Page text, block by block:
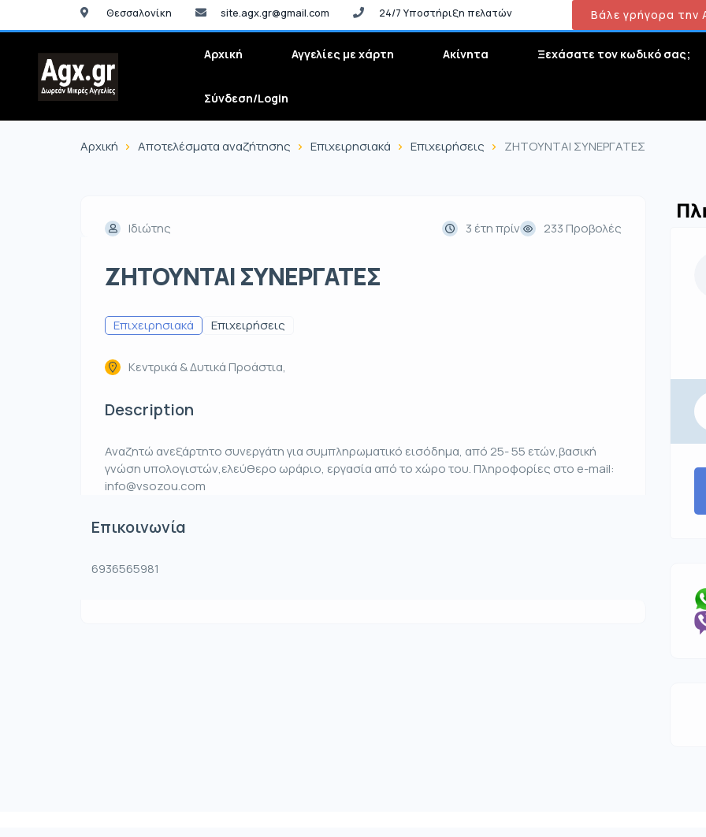
Θεσσαλονίκη site.agx.gr@gmail.com 24/7 Υποστήριξη πελατών Βάλε γρήγορα την
Αρχική Αγγελίες με χάρτη Ακίνητα Ξεχάσατε τον κωδικό σας;
Σύνδεση/Login
Αρχική Αποτελέσματα αναζήτησης Επιχειρησιακά Επιχειρήσεις ΖΗΤΟΥΝΤΑΙ ΣΥΝΕΡΓΑΤΕΣ
Ιδιώτης 3 έτη πρίν 233 Προβολές
ΖΗΤΟΥΝΤΑΙ ΣΥΝΕΡΓΑΤΕΣ
Επιχειρησιακά Επιχειρήσεις
Κεντρικά & Δυτικά Προάστια,
Description
Αναζητώ ανεξάρτητο συνεργάτη για συμπληρωματικό εισόδημα, από 25- 55 ετών,βασική
γνώση υπολογιστών,ελεύθερο ωράριο, εργασία από το χώρο του. Πληροφορίες στο e-mail:
info@vsozou.com
Επικοινωνία
6936565981